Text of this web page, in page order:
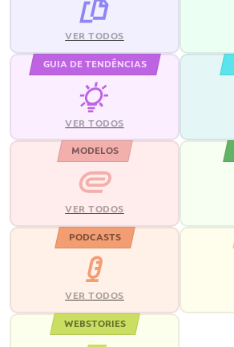
VER TODOS
GUIA DE TENDÊNCIAS
VER TODOS
MODELOS
VER TODOS
PODCASTS
VER TODOS
WEBSTORIES